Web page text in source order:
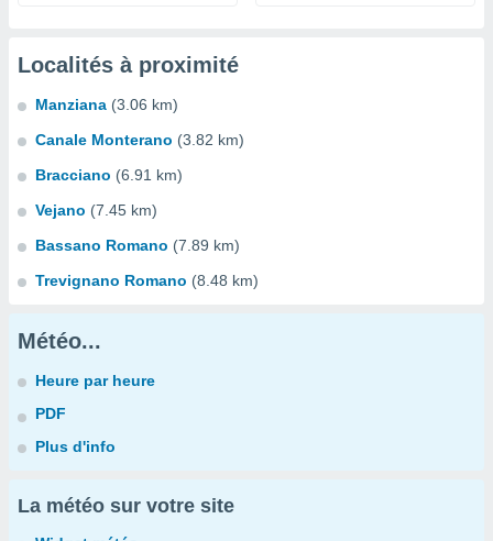
Localités à proximité
Manziana (3.06 km)
Canale Monterano (3.82 km)
Bracciano (6.91 km)
Vejano (7.45 km)
Bassano Romano (7.89 km)
Trevignano Romano (8.48 km)
Météo...
Heure par heure
PDF
Plus d'info
La météo sur votre site